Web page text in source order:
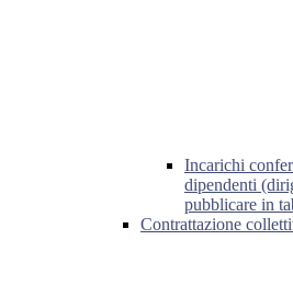
Incarichi
dipendenti
pubblicare in
Contrattazione